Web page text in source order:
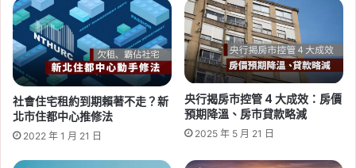
2026-06-29
桃園社會住宅續租租金 2026：
蘆竹一號、平鎮一號、八德三號
社宅分 3 年緩漲
Tag: 桃園, 桃園社宅基地
社宅戶數,桃園社會住宅,桃園租屋,社會住宅,社
事
項
社會住宅租約到期賴著不走？新
北市住都中心推修法
2022 年 1 月 21 日
央行揭房市控管 4 大成效：房價
預期降溫、房市貸款略減
2025 年 5 月 21 日